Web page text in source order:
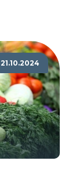
21.10.2024